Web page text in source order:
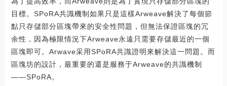
目標。SPoRA共識機制如果只是這樣Arweave解決了每個節
點只存儲部分區塊帶來的安全性問題，但無法保證區塊的冗
余性，因為極限情況下Arweave永遠只需要存儲最近的一個
區塊即可。Arwave采用SPoRA共識證明來解決這一問題。而
區塊坊的設計，最重要的還是服務于Arweave的共識機制
——SPoRA。